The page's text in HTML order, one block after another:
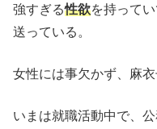
強すぎる性欲を持って
送っている。
女性には事欠かず、麻
いまは就職活動中で、公